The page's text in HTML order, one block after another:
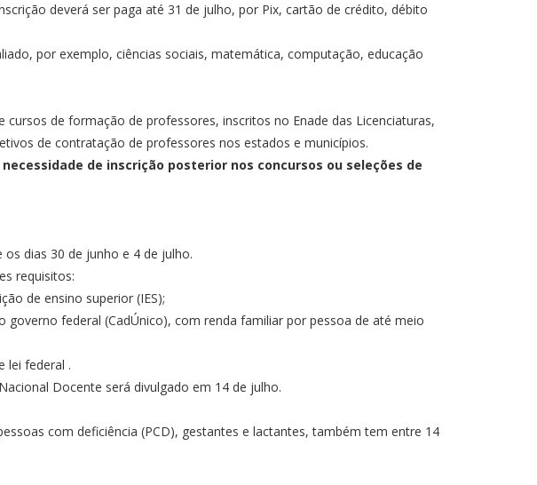
deverá ser paga até 31 de julho, por Pix, cartão de crédito, débito
por exemplo, ciências sociais, matemática, computação, educação
de formação de professores, inscritos no Enade das Licenciaturas,
de contratação de professores nos estados e municípios.
de inscrição posterior nos concursos ou seleções de
dias 30 de junho e 4 de julho.
requisitos:
de ensino superior (IES);
federal (CadÚnico), com renda familiar por pessoa de até meio
lei federal .
Docente será divulgado em 14 de julho.
com deficiência (PCD), gestantes e lactantes, também tem entre 14